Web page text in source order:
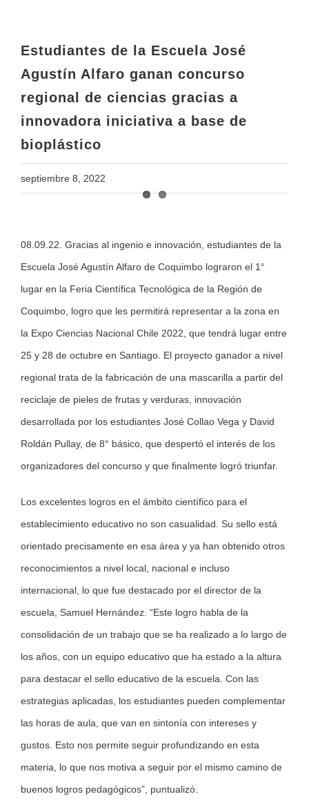
Estudiantes de la Escuela José
Agustín Alfaro ganan concurso
regional de ciencias gracias a
innovadora iniciativa a base de
bioplástico
septiembre 8, 2022
Larger
Image
08.09.22. Gracias al ingenio e innovación, estudiantes de la
Escuela José Agustín Alfaro de Coquimbo lograron el 1°
lugar en la Feria Científica Tecnológica de la Región de
Coquimbo, logro que les permitirá representar a la zona en
la Expo Ciencias Nacional Chile 2022, que tendrá lugar entre
25 y 28 de octubre en Santiago. El proyecto ganador a nivel
regional trata de la fabricación de una mascarilla a partir del
reciclaje de pieles de frutas y verduras, innovación
desarrollada por los estudiantes José Collao Vega y David
Roldán Pullay, de 8° básico, que despertó el interés de los
organizadores del concurso y que finalmente logró triunfar.
Los excelentes logros en el ámbito científico para el
establecimiento educativo no son casualidad. Su sello está
orientado precisamente en esa área y ya han obtenido otros
reconocimientos a nivel local, nacional e incluso
internacional, lo que fue destacado por el director de la
escuela, Samuel Hernández. “Este logro habla de la
consolidación de un trabajo que se ha realizado a lo largo de
los años, con un equipo educativo que ha estado a la altura
para destacar el sello educativo de la escuela. Con las
estrategias aplicadas, los estudiantes pueden complementar
las horas de aula, que van en sintonía con intereses y
gustos. Esto nos permite seguir profundizando en esta
materia, lo que nos motiva a seguir por el mismo camino de
buenos logros pedagógicos”, puntualizó.